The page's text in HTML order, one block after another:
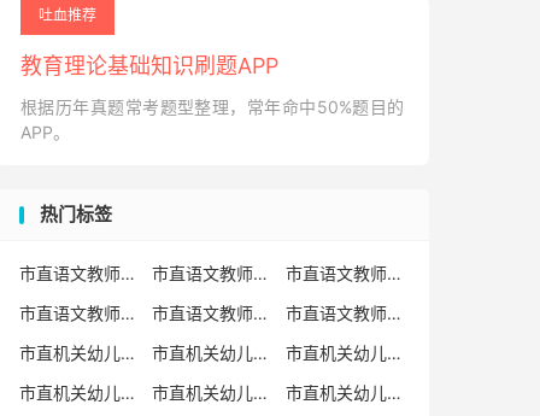
吐血推荐
教育理论基础知识刷题APP
根据历年真题常考题型整理，常年命中50%题目的
APP。
热门标签
市直语文教师招聘 市直语文教师招聘考试真题
市直语文教师招聘考试真题卷
市直语文教师编制考试真题
市直语文教师编制考试真题卷
市直语文教师考试
市直机关幼儿教师招聘
市直机关幼儿教师考试
市直机关幼儿教师招聘考试真题
市直机关幼儿教师招聘考试真题卷
市直机关幼儿教师编制考试真题卷
市直机关幼儿教师编制考试真题